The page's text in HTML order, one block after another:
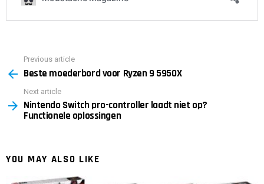
more
Previous article
Beste moederbord voor Ryzen 9 5950X
Next article
Nintendo Switch pro-controller laadt niet op?
Functionele oplossingen
YOU MAY ALSO LIKE